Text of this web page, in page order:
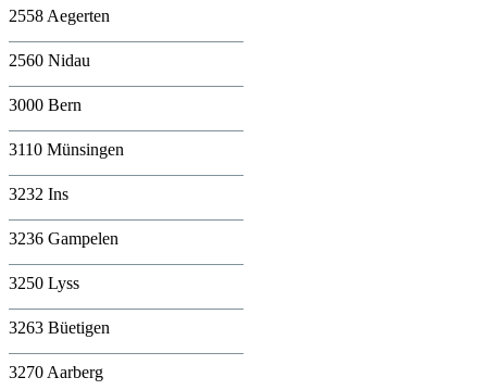
2558 Aegerten
2560 Nidau
3000 Bern
3110 Münsingen
3232 Ins
3236 Gampelen
3250 Lyss
3263 Büetigen
3270 Aarberg